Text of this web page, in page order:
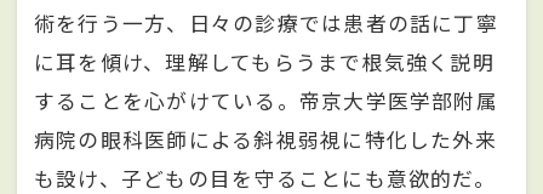
術を行う一方、日々の診療では患者の話に丁寧
に耳を傾け、理解してもらうまで根気強く説明
することを心がけている。帝京大学医学部附属
病院の眼科医師による斜視弱視に特化した外来
も設け、子どもの目を守ることにも意欲的だ。